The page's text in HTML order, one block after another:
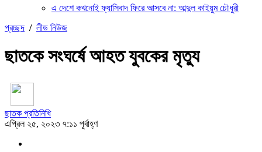
এ দেশে কখনোই ফ্যাসিবাদ ফিরে আসবে না: আব্দুল কাইয়ুম চৌধুরী
প্রচ্ছদ / লীড নিউজ
ছাতকে সংঘর্ষে আহত যুবকের মৃত্যু
ছাতক প্রতিনিধি
এপ্রিল ২৫, ২০২৩ ৭:১১ পূর্বাহ্ণ